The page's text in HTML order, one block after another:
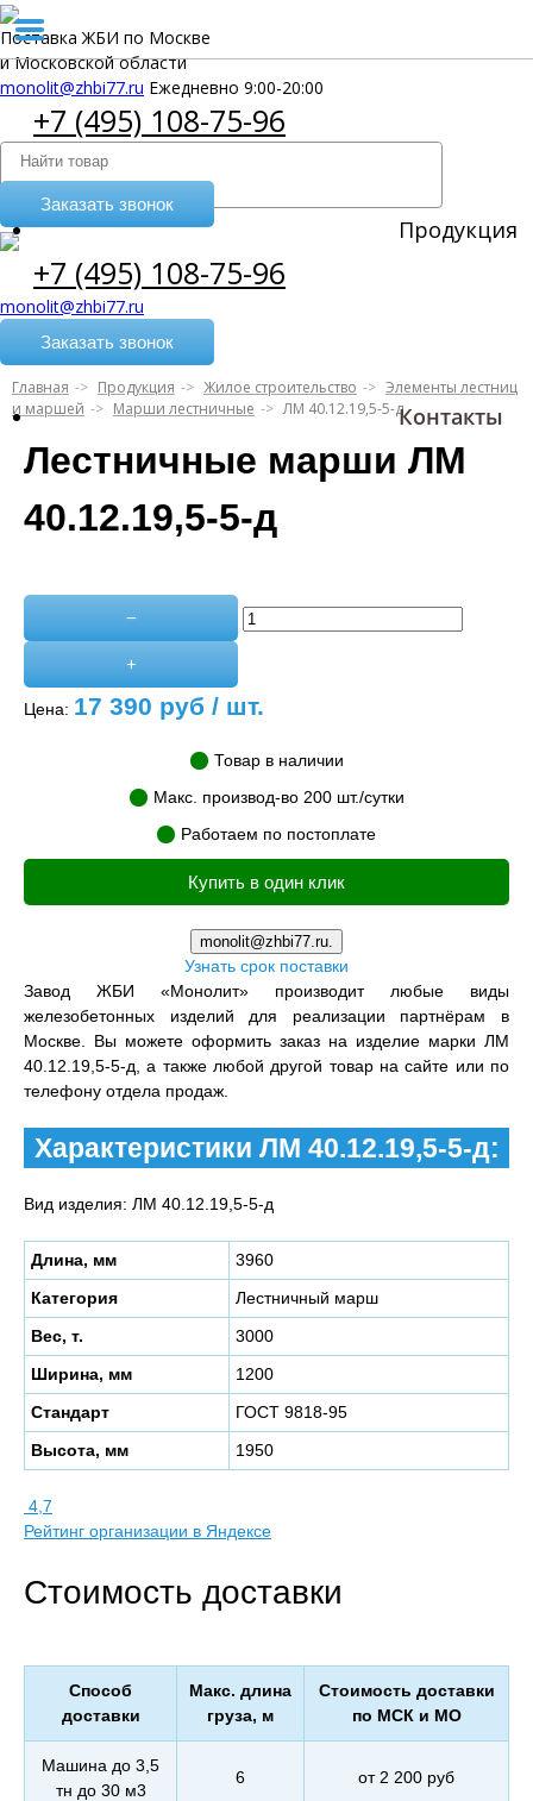
Продукция
Контакты
Поставка ЖБИ по Москве
и Московской области
monolit@zhbi77.ru Ежедневно 9:00-20:00
+7 (495) 108-75-96
Заказать звонок
+7 (495) 108-75-96
monolit@zhbi77.ru
Заказать звонок
Главная Продукция Жилое строительство
Элементы лестниц
и маршей
Марши лестничные ЛМ 40.12.19,5-5-д
Лестничные марши ЛМ
40.12.19,5-5-д
−
+
Цена: 17 390 руб / шт.
Товар в наличии
Макс. производ-во 200 шт./сутки
Работаем по постоплате
Купить в один клик
monolit@zhbi77.ru.
Узнать срок поставки
Завод ЖБИ «Монолит» производит любые виды
железобетонных изделий для реализации партнёрам в
Москве. Вы можете оформить заказ на изделие марки ЛМ
40.12.19,5-5-д, а также любой другой товар на сайте или по
телефону отдела продаж.
Характеристики ЛМ 40.12.19,5-5-д:
Вид изделия: ЛМ 40.12.19,5-5-д
Длина, мм
3960
Категория
Лестничный марш
Вес, т.
3000
Ширина, мм
1200
Стандарт
ГОСТ 9818-95
Высота, мм
1950
4,7
Рейтинг организации в Яндексе
Стоимость доставки
Способ
доставки
Макс. длина
груза, м
Стоимость доставки
по МСК и МО
Машина до 3,5
тн до 30 м3
6 от 2 200 руб